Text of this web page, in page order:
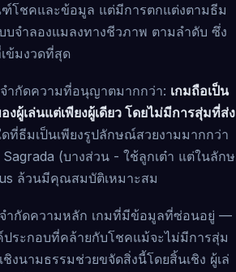
ชคและข้อมูล แต่มีการตกแต่งตามธีม
บจำลองแมลงทางชีวภาพ ตามลำดับ ซึ่ง
ข้มงวดที่สุด
ำกัดความที่อนุญาตมากกว่า: เกมถือเป็น
ผู้เล่นแต่เพียงผู้เดียว โดยไม่มีการสุ่มที่ส่ง
ที่ธีมเป็นเพียงรูปลักษณ์สวยงามมากกว่า
(บางส่วน - ใช้ลูกเต๋า แต่ในลักษ
ล้วนมีคุณสมบัติเหมาะสม
ำกัดความหลัก เกมที่มีข้อมูลที่ซ่อนอยู่ —
ระกอบที่คล้ายกับโชคแม้จะไม่มีการสุ่ม
งนามธรรมช่วยขจัดสิ่งนี้โดยสิ้นเชิง ผู้เล่